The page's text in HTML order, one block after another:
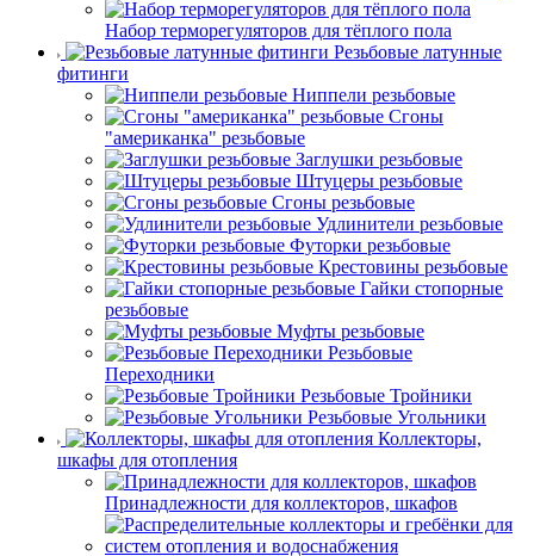
Набор терморегуляторов для тёплого пола
Резьбовые латунные
фитинги
Ниппели резьбовые
Сгоны
"американка" резьбовые
Заглушки резьбовые
Штуцеры резьбовые
Сгоны резьбовые
Удлинители резьбовые
Футорки резьбовые
Крестовины резьбовые
Гайки стопорные
резьбовые
Муфты резьбовые
Резьбовые
Переходники
Резьбовые Тройники
Резьбовые Угольники
Коллекторы,
шкафы для отопления
Принадлежности для коллекторов, шкафов